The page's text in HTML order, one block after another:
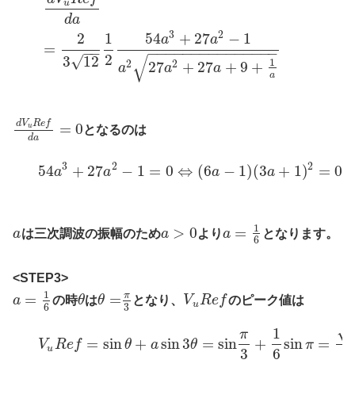
u
da
=
2
3
12
−−
√
1
2
54a3 + 27a2 − 1
a2 27a2 + 27a + 9 + 1
a
− −
−−−−−−−−−−−−−
√
dVuRef
da = 0となるのは
54a3 + 27a2 − 1 = 0 ⇔ (6a − 1)(3a + 1)2 = 0
aは三次調波の振幅のためa > 0よりa =
1
6
となります。
<STEP3>
a =
1
6
の時θはθ = π
3
となり、 VuRefのピーク値は
VuRef = sinθ + asin3θ = sin
π
3
+
1
6
sinπ =
√